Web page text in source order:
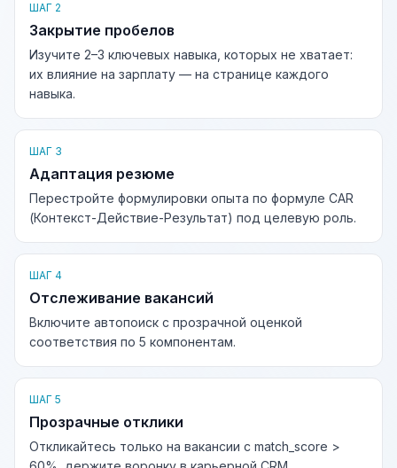
ШАГ 2
Закрытие пробелов
Изучите 2–3 ключевых навыка, которых не хватает:
их влияние на зарплату — на странице каждого
навыка.
ШАГ 3
Адаптация резюме
Перестройте формулировки опыта по формуле CAR
(Контекст-Действие-Результат) под целевую роль.
ШАГ 4
Отслеживание вакансий
Включите автопоиск с прозрачной оценкой
соответствия по 5 компонентам.
ШАГ 5
Прозрачные отклики
Откликайтесь только на вакансии с match_score >